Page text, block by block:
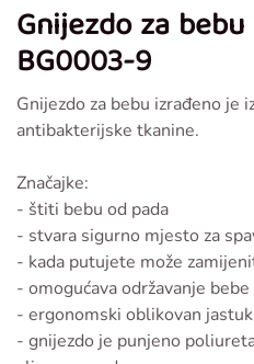
Gnijezdo za
BG0003-9
Gnijezdo za bebu izrađeno je
antibakterijske tkanine.
Značajke:
- štiti bebu od pada
- stvara sigurno mjesto za
- kada putujete može
- omogućava održavanje
- ergonomski oblikovan
- gnijezdo je punjeno